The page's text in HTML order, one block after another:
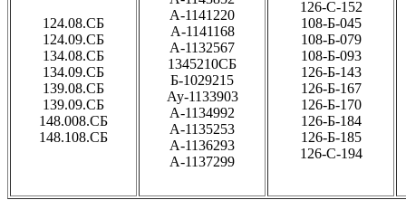
124.08.СБ
124.09.СБ
134.08.СБ
134.09.СБ
139.08.СБ
139.09.СБ
148.008.СБ
148.108.СБ
А-1141220
А-1141168
А-1132567
1345210СБ
Б-1029215
Ау-1133903
А-1134992
А-1135253
А-1136293
А-1137299
126-С-152
108-Б-045
108-Б-079
108-Б-093
126-Б-143
126-Б-167
126-Б-170
126-Б-184
126-Б-185
126-С-194